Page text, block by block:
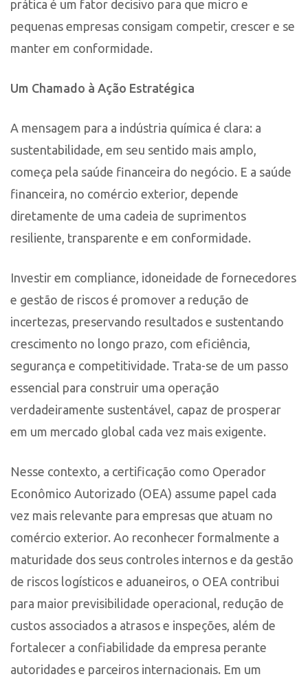
prática é um fator decisivo para que micro e
pequenas empresas consigam competir, crescer e se
manter em conformidade.
Um Chamado à Ação Estratégica
A mensagem para a indústria química é clara: a
sustentabilidade, em seu sentido mais amplo,
começa pela saúde financeira do negócio. E a saúde
financeira, no comércio exterior, depende
diretamente de uma cadeia de suprimentos
resiliente, transparente e em conformidade.
Investir em compliance, idoneidade de fornecedores
e gestão de riscos é promover a redução de
incertezas, preservando resultados e sustentando
crescimento no longo prazo, com eficiência,
segurança e competitividade. Trata-se de um passo
essencial para construir uma operação
verdadeiramente sustentável, capaz de prosperar
em um mercado global cada vez mais exigente.
Nesse contexto, a certificação como Operador
Econômico Autorizado (OEA) assume papel cada
vez mais relevante para empresas que atuam no
comércio exterior. Ao reconhecer formalmente a
maturidade dos seus controles internos e da gestão
de riscos logísticos e aduaneiros, o OEA contribui
para maior previsibilidade operacional, redução de
custos associados a atrasos e inspeções, além de
fortalecer a confiabilidade da empresa perante
autoridades e parceiros internacionais. Em um